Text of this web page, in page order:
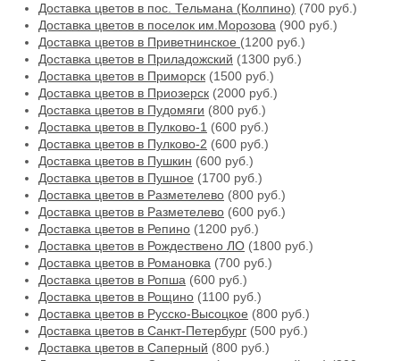
Доставка цветов в пос. Тельмана (Колпино) (700 руб.)
Доставка цветов в поселок им.Морозова (900 руб.)
Доставка цветов в Приветнинское (1200 руб.)
Доставка цветов в Приладожский (1300 руб.)
Доставка цветов в Приморск (1500 руб.)
Доставка цветов в Приозерск (2000 руб.)
Доставка цветов в Пудомяги (800 руб.)
Доставка цветов в Пулково-1 (600 руб.)
Доставка цветов в Пулково-2 (600 руб.)
Доставка цветов в Пушкин (600 руб.)
Доставка цветов в Пушное (1700 руб.)
Доставка цветов в Разметелево (800 руб.)
Доставка цветов в Разметелево (600 руб.)
Доставка цветов в Репино (1200 руб.)
Доставка цветов в Рождествено ЛО (1800 руб.)
Доставка цветов в Романовка (700 руб.)
Доставка цветов в Ропша (600 руб.)
Доставка цветов в Рощино (1100 руб.)
Доставка цветов в Русско-Высоцкое (800 руб.)
Доставка цветов в Санкт-Петербург (500 руб.)
Доставка цветов в Саперный (800 руб.)